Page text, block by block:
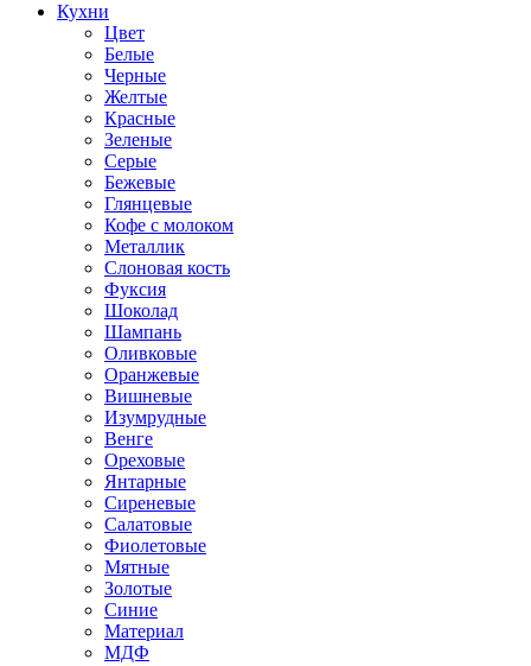
Кухни
Цвет
Белые
Черные
Желтые
Красные
Зеленые
Серые
Бежевые
Глянцевые
Кофе с молоком
Металлик
Слоновая кость
Фуксия
Шоколад
Шампань
Оливковые
Оранжевые
Вишневые
Изумрудные
Венге
Ореховые
Янтарные
Сиреневые
Салатовые
Фиолетовые
Мятные
Золотые
Синие
Материал
МДФ